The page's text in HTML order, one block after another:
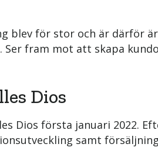
blev för stor och är därför
fram mot att skapa
Dios
Dios första januari 2022.
samt